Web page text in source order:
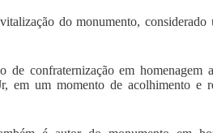
do monumento,
confraternização em homenagem
em um momento de acolhimento e